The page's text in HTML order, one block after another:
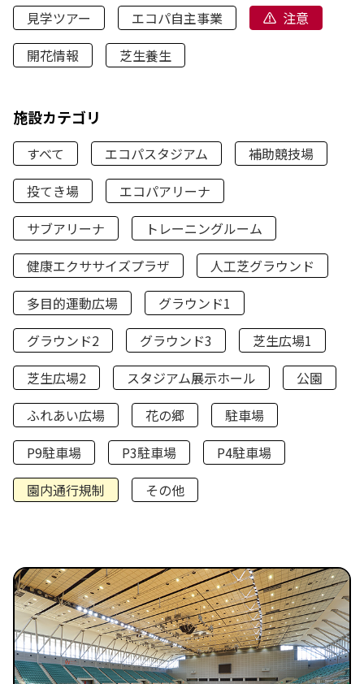
見学ツアー
エコパ自主事業
注意
開花情報
芝生養生
施設カテゴリ
すべて エコパスタジアム
補助競技場
投てき場
エコパアリーナ
サブアリーナ
トレーニングルーム
健康エクササイズプラザ
人工芝グラウンド
多目的運動広場
グラウンド1
グラウンド2
グラウンド3
芝生広場1
芝生広場2
スタジアム展示ホール
公園
ふれあい広場
花の郷
駐車場
P9駐車場
P3駐車場
P4駐車場
園内通行規制
その他